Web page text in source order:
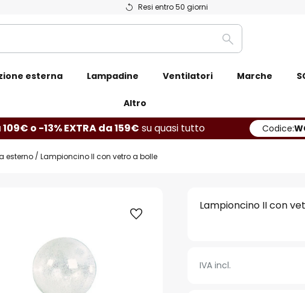
Resi entro 50 giorni
Ricerca
esterna Lampadine Ventilatori Marche
Altro
109€ o -13% EXTRA da 159€ su quasi tutto Codice:
esterno Lampioncino II con vetro a bolle
Lampioncino II con
IVA incl.